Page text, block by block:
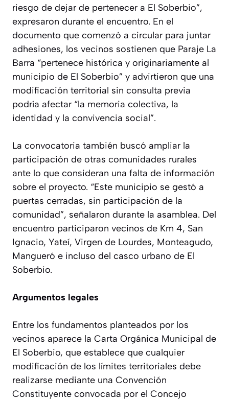
riesgo de dejar de pertenecer a El Soberbio”,
expresaron durante el encuentro. En el
documento que comenzó a circular para juntar
adhesiones, los vecinos sostienen que Paraje La
Barra “pertenece histórica y originariamente al
municipio de El Soberbio” y advirtieron que una
modificación territorial sin consulta previa
podría afectar “la memoria colectiva, la
identidad y la convivencia social”.
La convocatoria también buscó ampliar la
participación de otras comunidades rurales
ante lo que consideran una falta de información
sobre el proyecto. “Este municipio se gestó a
puertas cerradas, sin participación de la
comunidad”, señalaron durante la asamblea. Del
encuentro participaron vecinos de Km 4, San
Ignacio, Yateí, Virgen de Lourdes, Monteagudo,
Mangueró e incluso del casco urbano de El
Soberbio.
Argumentos legales
Entre los fundamentos planteados por los
vecinos aparece la Carta Orgánica Municipal de
El Soberbio, que establece que cualquier
modificación de los límites territoriales debe
realizarse mediante una Convención
Constituyente convocada por el Concejo